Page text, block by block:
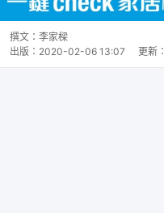
撰文： 李家樑
出版： 2020-02-06 13:07 更新：